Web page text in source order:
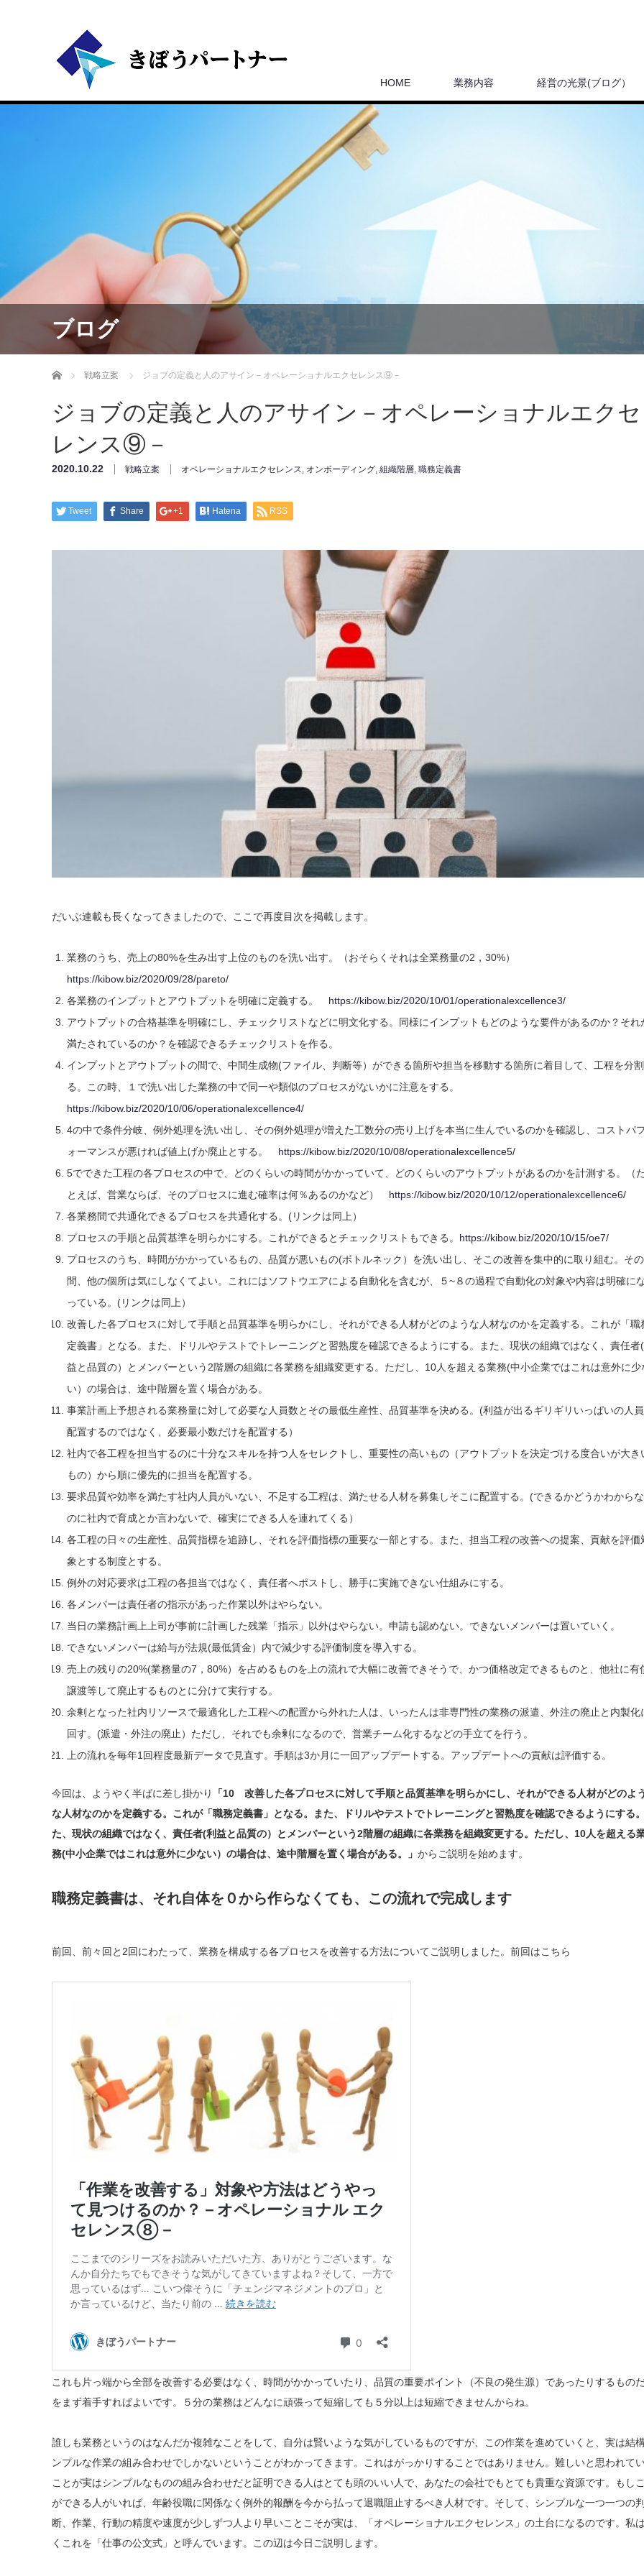
HOME 業務内容 経営の光景(ブログ）
ブログ
ホーム 戦略立案 ジョブの定義と人のアサイン－オペレーショナルエクセレンス⑨－
ジョブの定義と人のアサイン－オペレーショナルエクセ
レンス⑨－
2020.10.22 戦略立案 オペレーショナルエクセレンス オンボーディング 組織階層 職務定義書
Tweet Share +1 Hatena RSS
だいぶ連載も長くなってきましたので、ここで再度目次を掲載します。
業務のうち、売上の80%を生み出す上位のものを洗い出す。（おそらくそれは全業務量の2，30%）
https://kibow.biz/2020/09/28/pareto/
各業務のインプットとアウトプットを明確に定義する。 https://kibow.biz/2020/10/01/operationalexcellence3/
アウトプットの合格基準を明確にし、チェックリストなどに明文化する。同様にインプットもどのような要件があるのか？それ
満たされているのか？を確認できるチェックリストを作る。
インプットとアウトプットの間で、中間生成物(ファイル、判断等）ができる箇所や担当を移動する箇所に着目して、工程を分
る。この時、１で洗い出した業務の中で同一や類似のプロセスがないかに注意をする。
https://kibow.biz/2020/10/06/operationalexcellence4/
4の中で条件分岐、例外処理を洗い出し、その例外処理が増えた工数分の売り上げを本当に生んでいるのかを確認し、コストパ
ォーマンスが悪ければ値上げか廃止とする。 https://kibow.biz/2020/10/08/operationalexcellence5/
5でできた工程の各プロセスの中で、どのくらいの時間がかかっていて、どのくらいのアウトプットがあるのかを計測する。（た
とえば、営業ならば、そのプロセスに進む確率は何％あるのかなど） https://kibow.biz/2020/10/12/operationalexcellence6/
各業務間で共通化できるプロセスを共通化する。(リンクは同上）
プロセスの手順と品質基準を明らかにする。これができるとチェックリストもできる。 https://kibow.biz/2020/10/15/oe7/
プロセスのうち、時間がかかっているもの、品質が悪いもの(ボトルネック）を洗い出し、そこの改善を集中的に取り組む。その
間、他の個所は気にしなくてよい。これにはソフトウエアによる自動化を含むが、５~８の過程で自動化の対象や内容は明確に
っている。(リンクは同上）
改善した各プロセスに対して手順と品質基準を明らかにし、それができる人材がどのような人材なのかを定義する。これが「職
定義書」となる。また、ドリルやテストでトレーニングと習熟度を確認できるようにする。また、現状の組織ではなく、責任者(
益と品質の）とメンバーという2階層の組織に各業務を組織変更する。ただし、10人を超える業務(中小企業ではこれは意外に少
い）の場合は、途中階層を置く場合がある。
事業計画上予想される業務量に対して必要な人員数とその最低生産性、品質基準を決める。(利益が出るギリギリいっぱいの人
配置するのではなく、必要最小数だけを配置する）
社内で各工程を担当するのに十分なスキルを持つ人をセレクトし、重要性の高いもの（アウトプットを決定づける度合いが大き
もの）から順に優先的に担当を配置する。
要求品質や効率を満たす社内人員がいない、不足する工程は、満たせる人材を募集しそこに配置する。(できるかどうかわから
のに社内で育成とか言わないで、確実にできる人を連れてくる）
各工程の日々の生産性、品質指標を追跡し、それを評価指標の重要な一部とする。また、担当工程の改善への提案、貢献を評価
象とする制度とする。
例外の対応要求は工程の各担当ではなく、責任者へポストし、勝手に実施できない仕組みにする。
各メンバーは責任者の指示があった作業以外はやらない。
当日の業務計画上上司が事前に計画した残業「指示」以外はやらない。申請も認めない。できないメンバーは置いていく。
できないメンバーは給与が法規(最低賃金）内で減少する評価制度を導入する。
売上の残りの20%(業務量の7，80%）を占めるものを上の流れで大幅に改善できそうで、かつ価格改定できるものと、他社に有
譲渡等して廃止するものとに分けて実行する。
余剰となった社内リソースで最適化した工程への配置から外れた人は、いったんは非専門性の業務の派遣、外注の廃止と内製化
回す。(派遣・外注の廃止）ただし、それでも余剰になるので、営業チーム化するなどの手立てを行う。
上の流れを毎年1回程度最新データで見直す。手順は3か月に一回アップデートする。アップデートへの貢献は評価する。
今回は、ようやく半ばに差し掛かり
「10 改善した各プロセスに対して手順と品質基準を明らかにし、それができる人材がどのよう
な人材なのかを定義する。これが「職務定義書」となる。また、ドリルやテストでトレーニングと習熟度を確認できるようにする
た、現状の組織ではなく、責任者(利益と品質の）とメンバーという2階層の組織に各業務を組織変更する。ただし、10人を超える
務(中小企業ではこれは意外に少ない）の場合は、途中階層を置く場合がある。」 からご説明を始めます。
職務定義書は、それ自体を０から作らなくても、この流れで完成します
前回、前々回と2回にわたって、業務を構成する各プロセスを改善する方法についてご説明しました。前回はこちら
これも片っ端から全部を改善する必要はなく、時間がかかっていたり、品質の重要ポイント（不良の発生源）であったりするもの
をまず着手すればよいです。５分の業務はどんなに頑張って短縮しても５分以上は短縮できませんからね。
誰しも業務というのはなんだか複雑なことをして、自分は賢いような気がしているものですが、この作業を進めていくと、実は結
ンプルな作業の組み合わせでしかないということがわかってきます。これはがっかりすることではありません。難しいと思われて
ことが実はシンプルなものの組み合わせだと証明できる人はとても頭のいい人で、あなたの会社でもとても貴重な資源です。もし
ができる人がいれば、年齢役職に関係なく例外的報酬を今から払って退職阻止するべき人材です。そして、シンプルな一つ一つの判
断、作業、行動の精度や速度が少しずつ人より早いことこそが実は、「オペレーショナルエクセレンス」の土台になるのです。私
くこれを「仕事の公文式」と呼んでいます。この辺は今日ご説明します。